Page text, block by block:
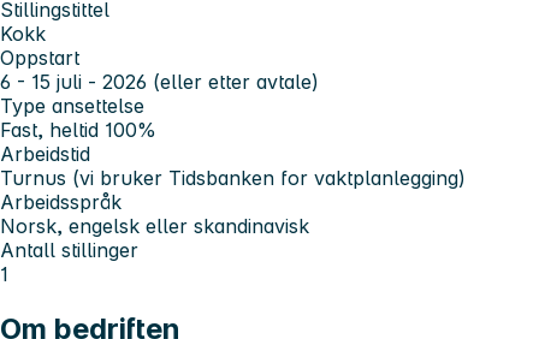
Stillingstittel
Kokk
Oppstart
6 - 15 juli - 2026 (eller etter avtale)
Type ansettelse
Fast, heltid 100%
Arbeidstid
Turnus (vi bruker Tidsbanken for vaktplanlegging)
Arbeidsspråk
Norsk, engelsk eller skandinavisk
Antall stillinger
1
Om bedriften